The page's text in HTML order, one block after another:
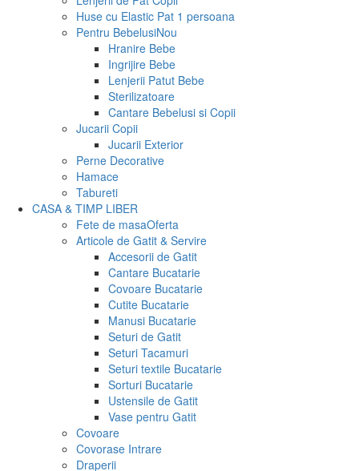
Huse cu Elastic Pat 1 persoana
Pentru BebelusiNou
Hranire Bebe
Ingrijire Bebe
Lenjerii Patut Bebe
Sterilizatoare
Cantare Bebelusi si Copii
Jucarii Copii
Jucarii Exterior
Perne Decorative
Hamace
Tabureti
CASA & TIMP LIBER
Fete de masaOferta
Articole de Gatit & Servire
Accesorii de Gatit
Cantare Bucatarie
Covoare Bucatarie
Cutite Bucatarie
Manusi Bucatarie
Seturi de Gatit
Seturi Tacamuri
Seturi textile Bucatarie
Sorturi Bucatarie
Ustensile de Gatit
Vase pentru Gatit
Covoare
Covorase Intrare
Draperii